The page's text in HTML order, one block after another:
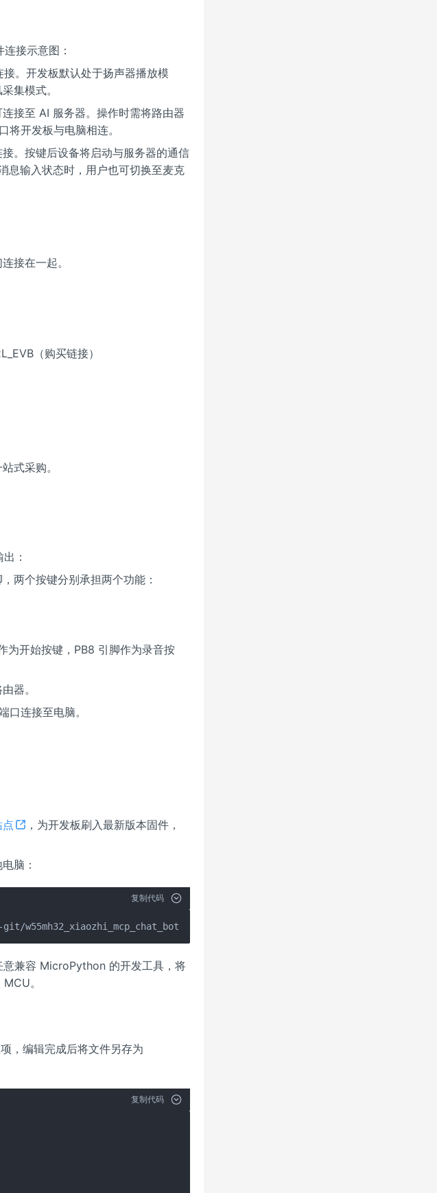
接示意图：
。开发板默认处于扬声器播放模
集模式。
接至 AI 服务器。操作时需将路由器
将开发板与电脑相连。
。按键后设备将启动与服务器的通信
息输入状态时，用户也可切换至麦克
接在一起。​
（购买链接）
式采购。
：
两个按键分别承担两个功能：
为开始按键，PB8 引脚作为录音按
器。
口连接至电脑。
，为开发板刷入最新版本固件，
脑：
复制代码
兼容 MicroPython 的开发工具，将
。
，编辑完成后将文件另存为
复制代码